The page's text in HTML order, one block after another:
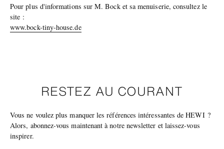
Pour plus d'informations sur M. Bock et sa menuiserie, consultez le
site :
www.bock-tiny-house.de
RESTEZ AU COURANT
Vous ne voulez plus manquer les références intéressantes de HEWI ?
Alors, abonnez-vous maintenant à notre newsletter et laissez-vous
inspirer.